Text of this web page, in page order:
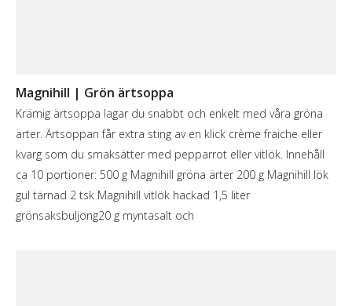
Magnihill | Grön ärtsoppa
Krämig ärtsoppa lagar du snabbt och enkelt med våra gröna
ärter. Ärtsoppan får extra sting av en klick crème fraiche eller
kvarg som du smaksätter med pepparrot eller vitlök. Innehåll
ca 10 portioner: 500 g Magnihill gröna ärter 200 g Magnihill lök
gul tärnad 2 tsk Magnihill vitlök hackad 1,5 liter
grönsaksbuljong20 g myntasalt och